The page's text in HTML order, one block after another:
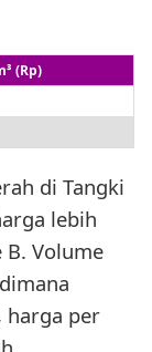
(Rp)
di Tangki
lebih
Volume
harga per